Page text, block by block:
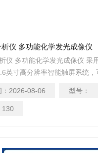
仪 多功能化学发光成像仪
仪 多功能化学发光成像仪 采
英寸高分辨率智能触屏系统
2026-08-06 型号：
130